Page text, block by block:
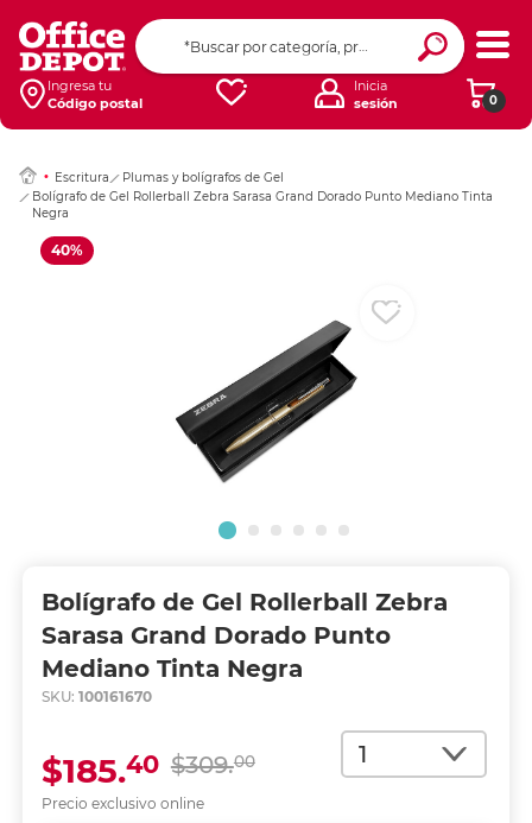
Ingresa tu
Código postal
0
Inicia
sesión
Escritura
Plumas y bolígrafos de Gel
Bolígrafo de Gel Rollerball Zebra Sarasa Grand Dorado Punto Mediano Tinta
Negra
40%
Bolígrafo de Gel Rollerball Zebra
Sarasa Grand Dorado Punto
Mediano Tinta Negra
SKU: 100161670
Cantidad
Precio exclusivo online
$309.00
$185.40
Ingresar Codigo